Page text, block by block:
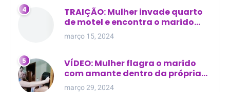
TRAIÇÃO: Mulher invade quarto
de motel e encontra o marido
com outra na cama
março 15, 2024
VÍDEO: Mulher flagra o marido
com amante dentro da própria
residência
março 29, 2024